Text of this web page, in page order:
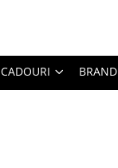
CADOURI BRAND